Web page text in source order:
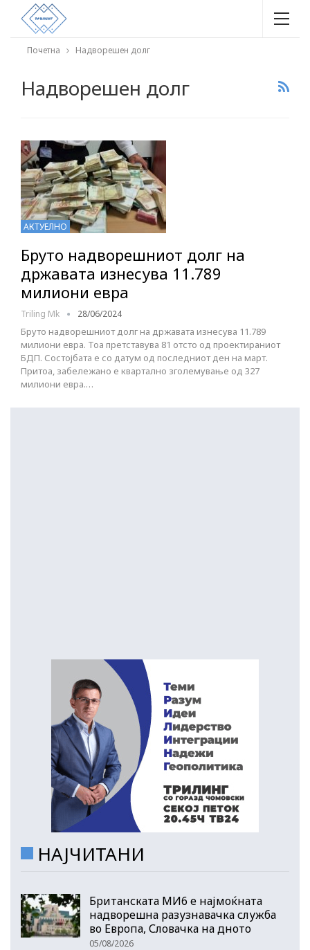
Почетна Надворешен долг
Надворешен долг
АКТУЕЛНО
Бруто надворешниот долг на
државата изнесува 11.789
милиони евра
Triling Mk 28/06/2024
Бруто надворешниот долг на државата изнесува 11.789
милиони евра. Тоа претставува 81 отсто од проектираниот
БДП. Состојбата е со датум од последниот ден на март.
Притоа, забележано е квартално зголемување од 327
милиони евра.…
НАЈЧИТАНИ
Британската МИ6 е најмоќната
надворешна разузнавачка служба
во Европа, Словачка на дното
05/08/2026